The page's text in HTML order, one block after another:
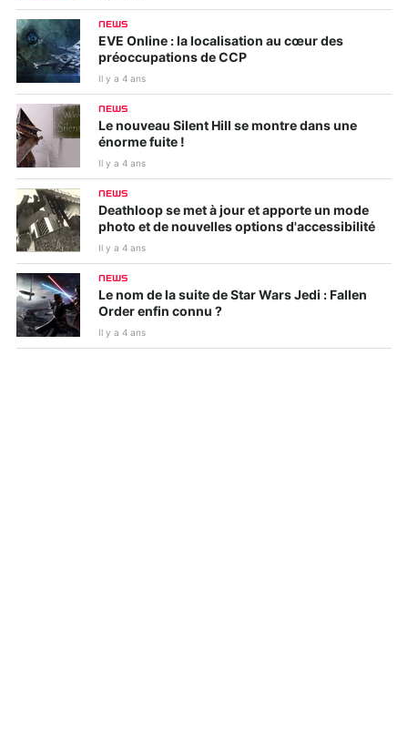
NEWS
EVE Online : la localisation au cœur des
préoccupations de CCP
Il y a 4 ans
NEWS
Le nouveau Silent Hill se montre dans une
énorme fuite !
Il y a 4 ans
NEWS
Deathloop se met à jour et apporte un mode
photo et de nouvelles options d'accessibilité
Il y a 4 ans
NEWS
Le nom de la suite de Star Wars Jedi : Fallen
Order enfin connu ?
Il y a 4 ans